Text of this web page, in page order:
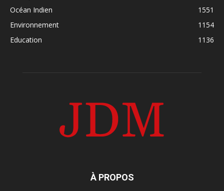
Océan Indien
1551
Environnement
1154
Education
1136
À PROPOS